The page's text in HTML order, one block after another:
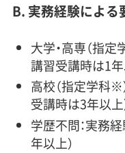
B. 実務経験による
大学・高専（指
講習受講時は1年
高校（指定学科※
受講時は3年以上
学歴不問：実務
年以上）